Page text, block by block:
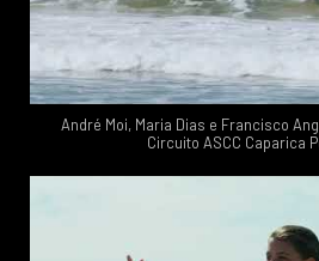
André Moi, Maria Dias e Francisco
Circuito ASCC Caparica